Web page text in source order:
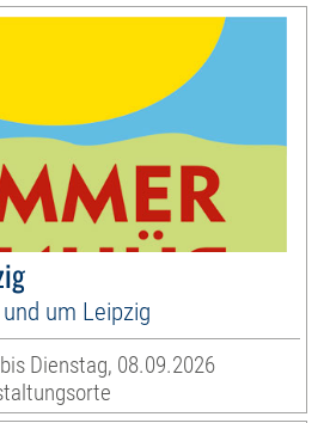
um Leipzig
Dienstag, 08.09.2026